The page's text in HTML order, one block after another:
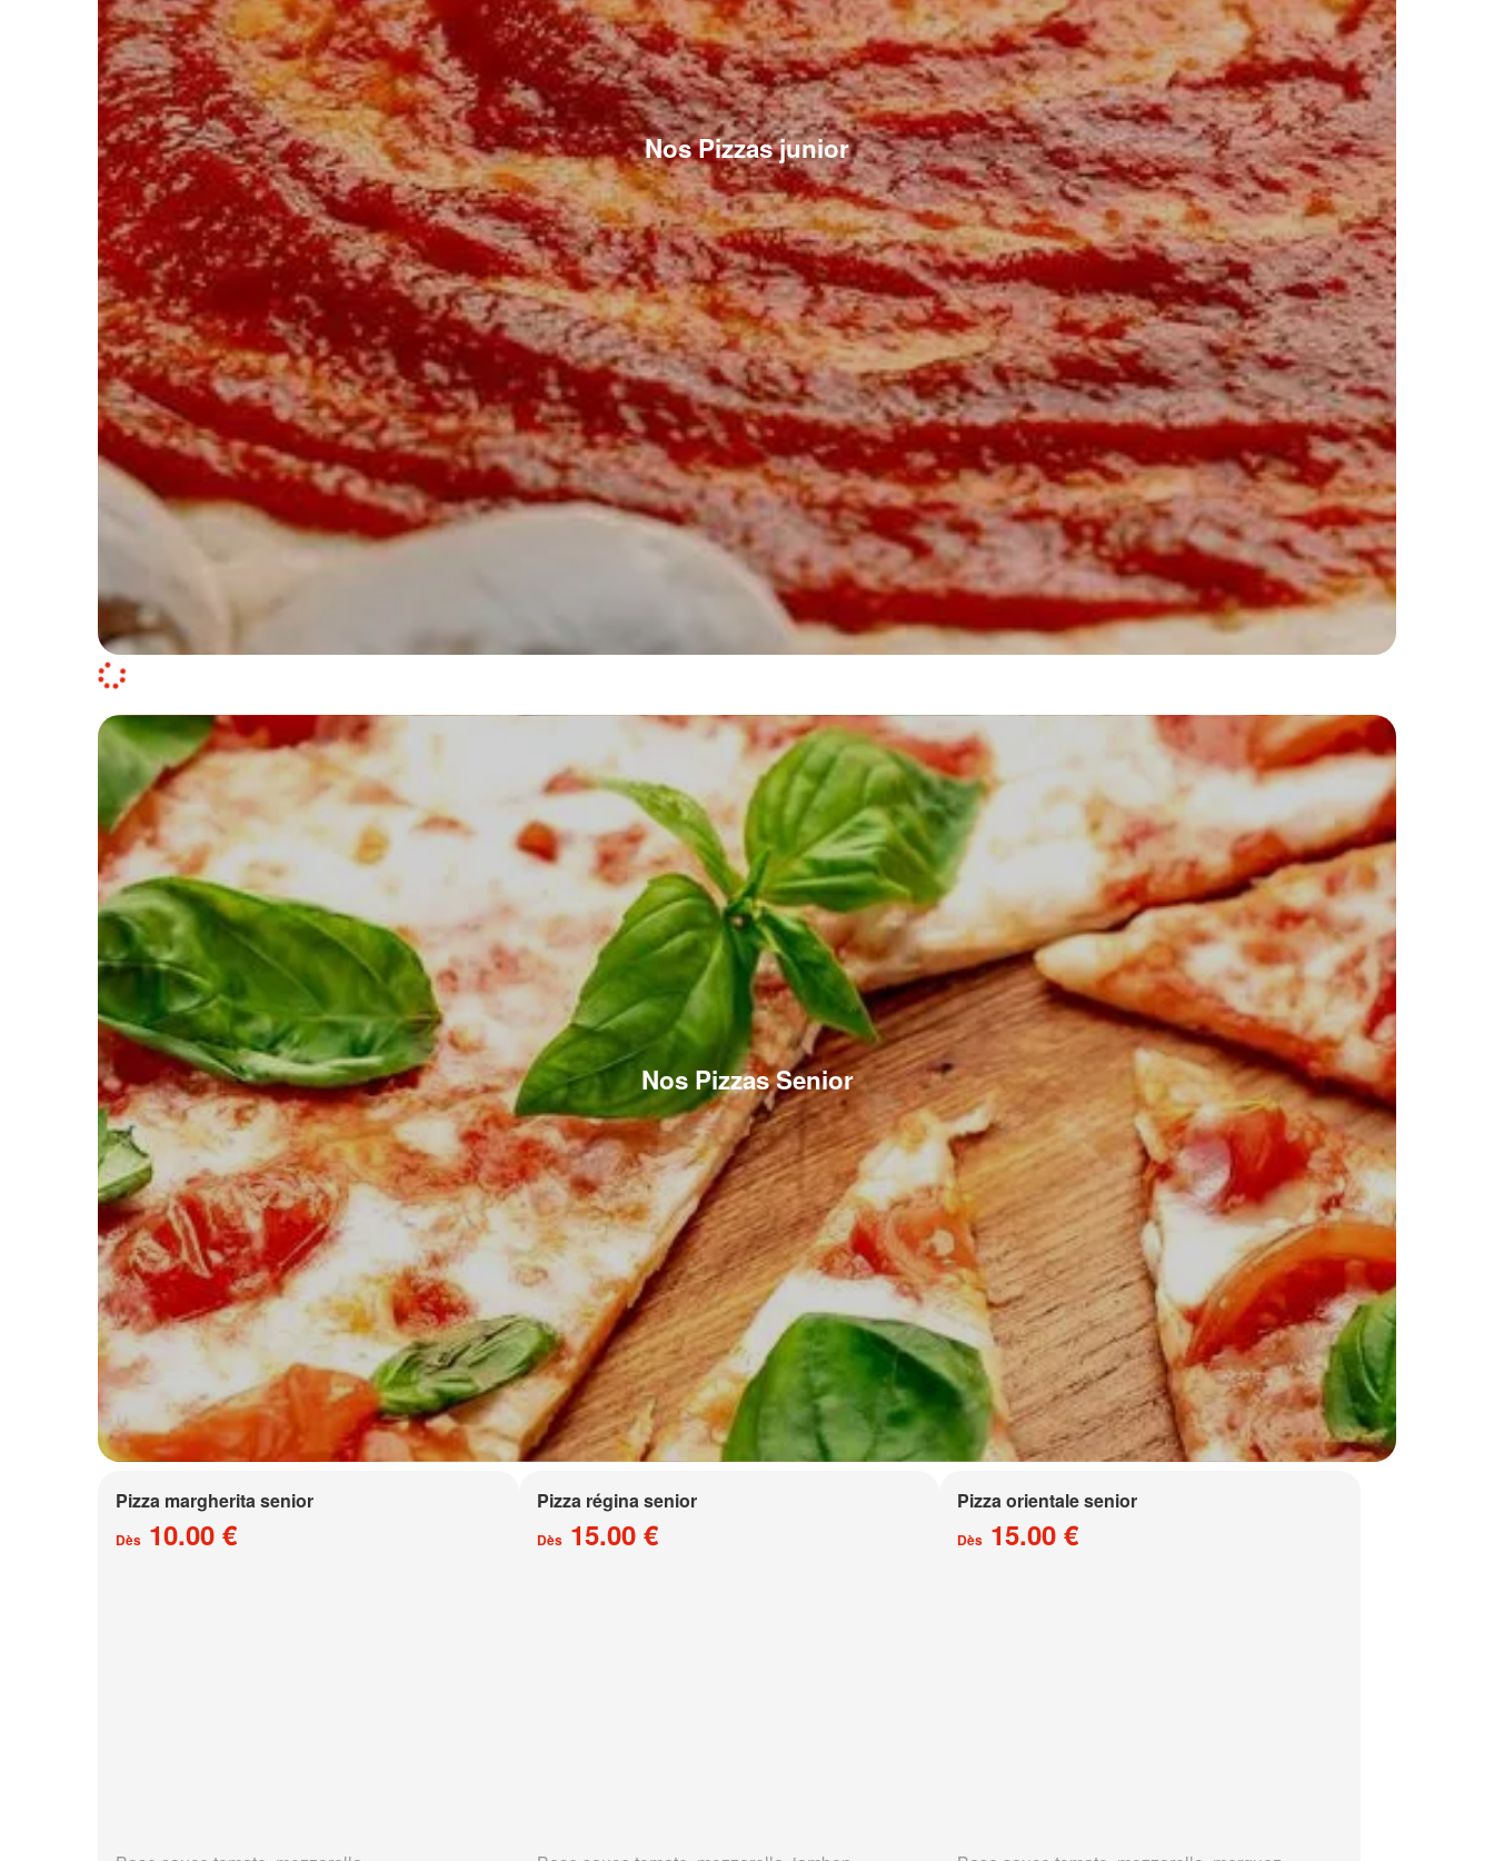
Nos Pizzas junior
Nos Pizzas Senior
Pizza margherita senior
Dès 10.00 €
Pizza régina senior
Dès15.00 €
Pizza orientale senior
Dès 15.00 €